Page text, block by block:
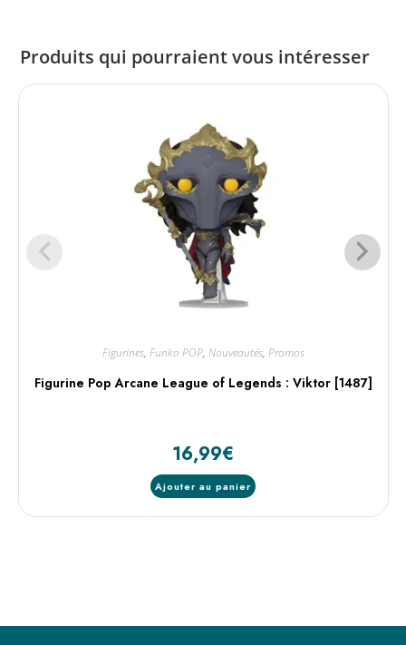
Produits qui pourraient vous intéresser
Figurines, Funko POP, Nouveautés, Promos
Figurine Pop Arcane League of Legends : Viktor [1487]
16,99€
Ajouter au panier